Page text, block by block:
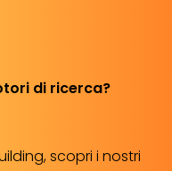
di ricerca?
scopri i nostri